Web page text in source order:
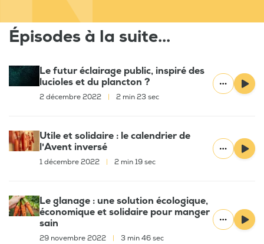
Épisodes à la suite...
Le futur éclairage public, inspiré des
lucioles et du plancton ?
2 décembre 2022 2 min 23 sec
Utile et solidaire : le calendrier de
l'Avent inversé
1 décembre 2022 2 min 19 sec
Le glanage : une solution écologique,
économique et solidaire pour manger
sain
29 novembre 2022 3 min 46 sec